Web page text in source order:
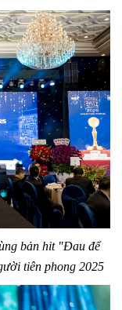
bản hit "Đau để
tiên phong 2025